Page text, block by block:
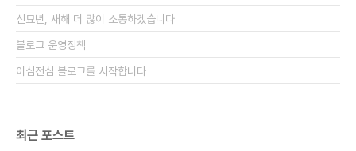
신묘년, 새해 더 많이 소통하겠습니다
블로그 운영정책
이심전심 블로그를 시작합니다
최근 포스트